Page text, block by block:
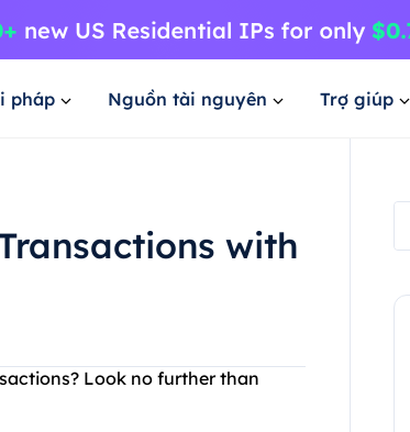
pháp Nguồn tài nguyên Trợ giúp
with
Look no further than